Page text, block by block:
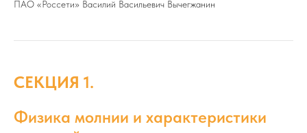
ПАО «Россети» Василий Васильевич Вычегжанин
СЕКЦИЯ 1.
Физика молнии и характеристики